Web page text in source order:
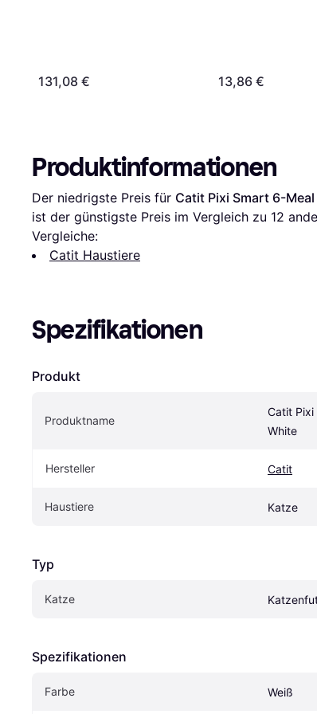
131,08 € 13,86 €
Produktinformationen
Der niedrigste Preis für Catit Pixi Smart 6-
ist der günstigste Preis im Vergleich zu 12
Vergleiche:
Catit Haustiere
Spezifikationen
Produkt
Produktname
Catit Pixi
White
Hersteller Catit
Haustiere Katze
Typ
Katze
Spezifikationen
Farbe Weiß